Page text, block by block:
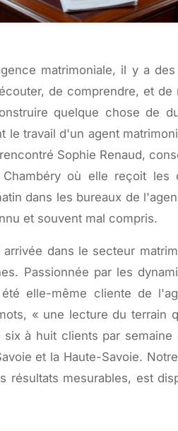
matrimoniale, il y a
de comprendre, et
quelque chose de
le travail d'un agent
Sophie Renaud,
où elle reçoit les
dans les bureaux de
et souvent mal compris.
arrivée dans le secteur
Passionnée par les
été elle-même cliente de
« une lecture du terrain
à huit clients par
et la Haute-Savoie.
résultats mesurables, est